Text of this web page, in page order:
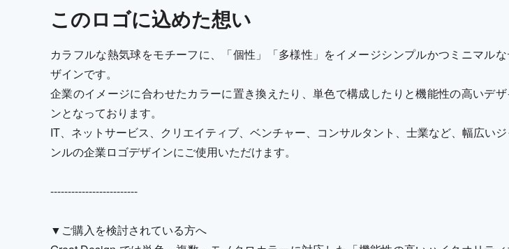
このロゴに込めた想い
カラフルな熱気球をモチーフに、「個性」「多様性」をイメージシンプルかつミニマル
ザインです。
企業のイメージに合わせたカラーに置き換えたり、単色で構成したりと機能性の高いデザ
ンとなっております。
IT、ネットサービス、クリエイティブ、ベンチャー、コンサルタント、士業など、幅広いジ
ンルの企業ロゴデザインにご使用いただけます。
-------------------------
▼ご購入を検討されている方へ